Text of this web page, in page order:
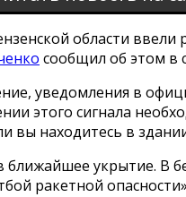
области ввели
сообщил об этом в
уведомления в
этого сигнала
вы находитесь в
ближайшее укрытие. В
ракетной